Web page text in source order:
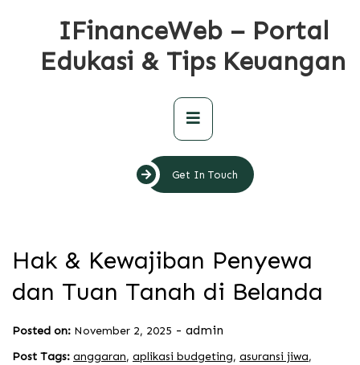
IFinanceWeb – Portal
Edukasi & Tips Keuangan
Primary
Menu
Get In Touch
Hak & Kewajiban Penyewa
dan Tuan Tanah di Belanda
Posted on: November 2, 2025 - admin
Post Tags: anggaran, aplikasi budgeting, asuransi jiwa,